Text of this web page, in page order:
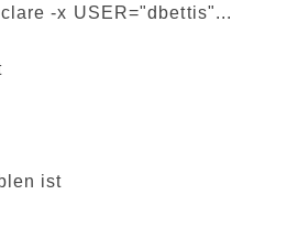
-x USER="dbettis"...
ist